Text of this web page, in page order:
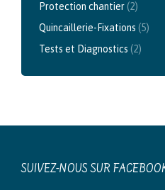
Protection chantier(2)
Quincaillerie-Fixations (5)
Tests et Diagnostics (2)
SUIVEZ-NOUS SUR